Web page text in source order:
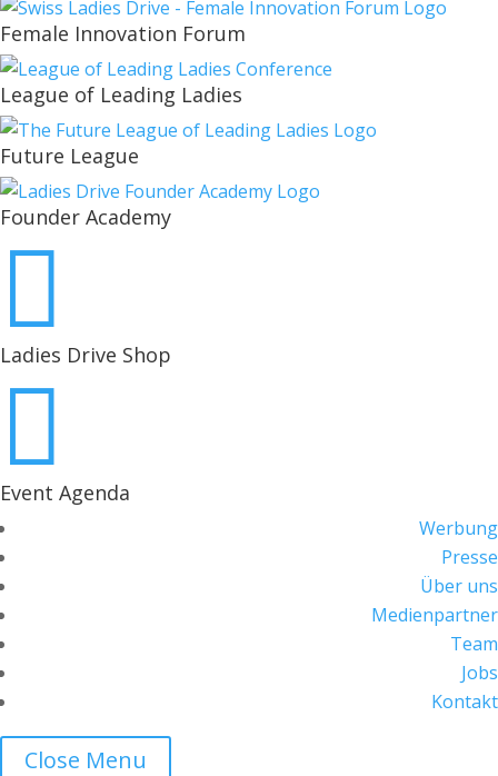
Female Innovation Forum
League of Leading Ladies
Future League
Founder Academy

Ladies Drive Shop

Event Agenda
Werbung
Presse
Über uns
Medienpartner
Team
Jobs
Kontakt
Close Menu